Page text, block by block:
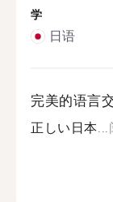
学
日语
完美的语言
正しい日本...